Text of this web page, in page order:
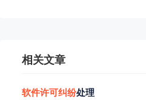
相关文章
软件许可纠纷处理